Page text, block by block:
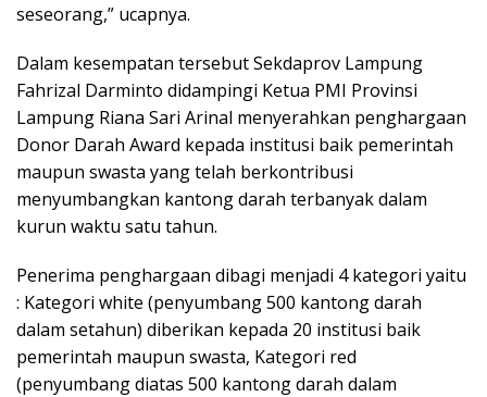
seseorang,” ucapnya.
Dalam kesempatan tersebut Sekdaprov Lampung
Fahrizal Darminto didampingi Ketua PMI Provinsi
Lampung Riana Sari Arinal menyerahkan penghargaan
Donor Darah Award kepada institusi baik pemerintah
maupun swasta yang telah berkontribusi
menyumbangkan kantong darah terbanyak dalam
kurun waktu satu tahun.
Penerima penghargaan dibagi menjadi 4 kategori yaitu
: Kategori white (penyumbang 500 kantong darah
dalam setahun) diberikan kepada 20 institusi baik
pemerintah maupun swasta, Kategori red
(penyumbang diatas 500 kantong darah dalam